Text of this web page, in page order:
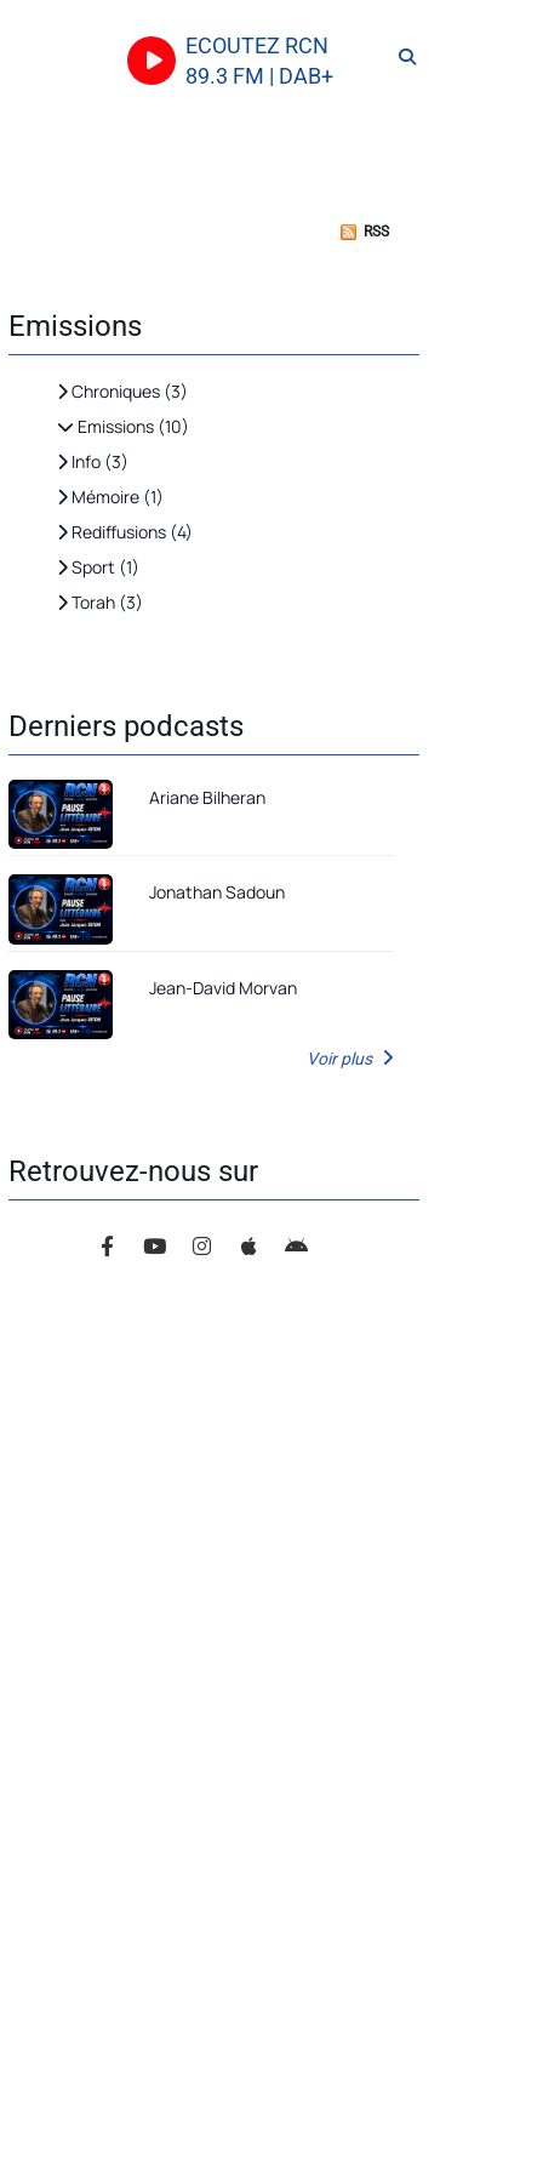
ECOUTEZ RCN
89.3 FM | DAB+
RSS
Emissions
Chroniques (3)
Emissions (10)
Info (3)
Mémoire (1)
Rediffusions (4)
Sport (1)
Torah (3)
Derniers podcasts
Ariane Bilheran
Jonathan Sadoun
Jean-David Morvan
Voir plus
Retrouvez-nous sur